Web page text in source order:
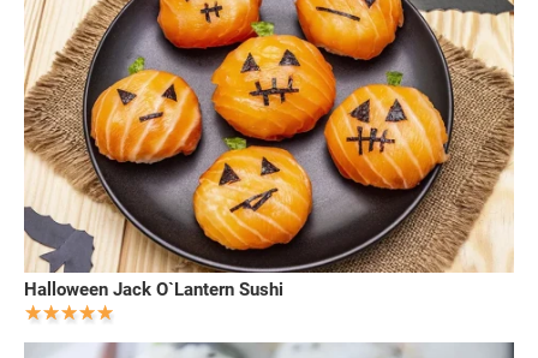
Halloween Jack O`Lantern Sushi